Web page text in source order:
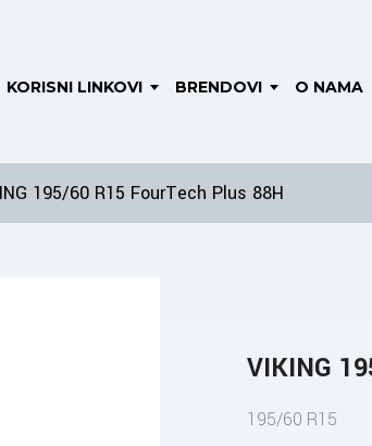
KORISNI LINKOVI BRENDOVI O NAMA
195/60 R15 FourTech Plus 88H
VIKING
195/60 R15